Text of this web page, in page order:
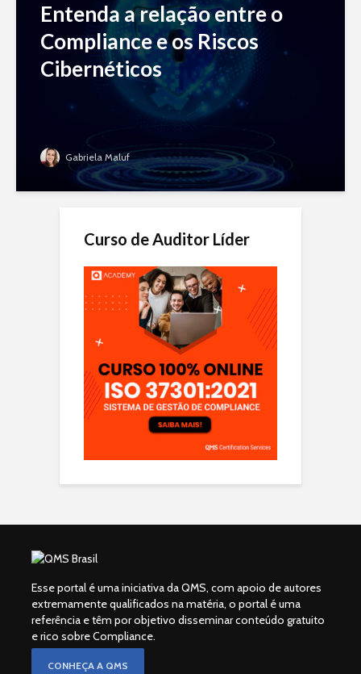
Entenda a relação entre o
Compliance e os Riscos
Cibernéticos
Gabriela Maluf
Curso de Auditor Líder
Esse portal é uma iniciativa da QMS, com apoio de autores
extremamente qualificados na matéria, o portal é uma
referência e têm por objetivo disseminar conteúdo gratuito
e rico sobre Compliance.
CONHEÇA A QMS